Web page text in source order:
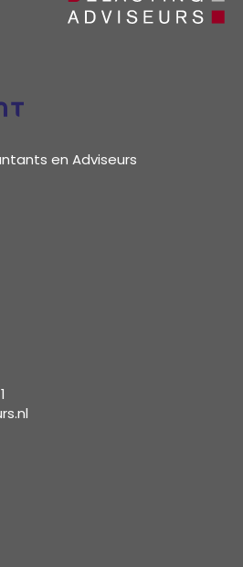
en Adviseurs